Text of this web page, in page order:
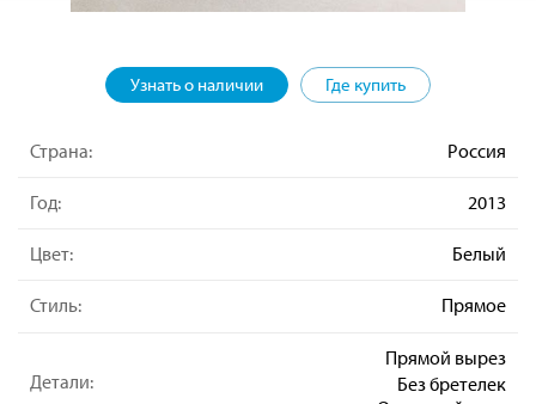
Узнать о наличии Где купить
Страна: Россия
Год: 2013
Цвет: Белый
Стиль: Прямое
Детали:
Прямой вырез
Без бретелек